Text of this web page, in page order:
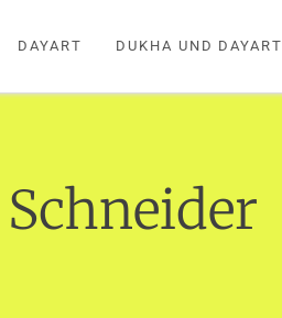
DAYART DUKHA UND DAYART